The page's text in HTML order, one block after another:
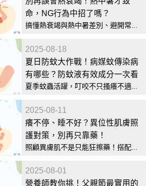
命，NG行為中招了嗎？
搞懂熱衰竭與熱中暑差別、避開常...
2025-08-18
夏日防蚊大作戰！病媒蚊傳染病
有哪些？防蚊液有效成分一次看
夏季蚊蟲活躍，叮咬不只搔癢不適...
2025-08-11
癢不停、睡不好？異位性肌膚照
護對策，別再只靠藥！
照顧異膚肌不是只能狂擦藥！搭配...
2025-08-01
營養師教你挑！父親節最實用的